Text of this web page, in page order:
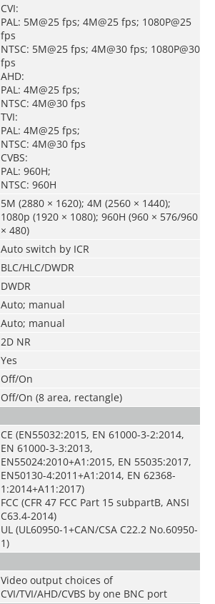
CVI:
PAL: 5M@25 fps; 4M@25 fps; 1080P@25
fps
NTSC: 5M@25 fps; 4M@30 fps; 1080P@30
fps
AHD:
PAL: 4M@25 fps;
NTSC: 4M@30 fps
TVI:
PAL: 4M@25 fps;
NTSC: 4M@30 fps
CVBS:
PAL: 960H;
NTSC: 960H
5M (2880 × 1620); 4M (2560 × 1440);
1080p (1920 × 1080); 960H (960 × 576/960
× 480)
Auto switch by ICR
BLC/HLC/DWDR
DWDR
Auto; manual
Auto; manual
2D NR
Yes
Off/On
Off/On (8 area, rectangle)
CE (EN55032:2015, EN 61000-3-2:2014,
EN 61000-3-3:2013,
EN55024:2010+A1:2015, EN 55035:2017,
EN50130-4:2011+A1:2014, EN 62368-
1:2014+A11:2017)
FCC (CFR 47 FCC Part 15 subpartB, ANSI
C63.4-2014)
UL (UL60950-1+CAN/CSA C22.2 No.60950-
1)
Video output choices of
CVI/TVI/AHD/CVBS by one BNC port